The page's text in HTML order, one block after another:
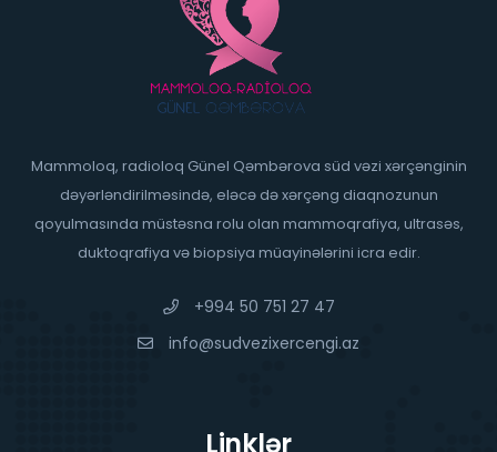
Mammoloq, radioloq Günel Qəmbərova süd vəzi xərçənginin
dəyərləndirilməsində, eləcə də xərçəng diaqnozunun
qoyulmasında müstəsna rolu olan mammoqrafiya, ultrasəs,
duktoqrafiya və biopsiya müayinələrini icra edir.
+994 50 751 27 47
info@sudvezixercengi.az
Linklər